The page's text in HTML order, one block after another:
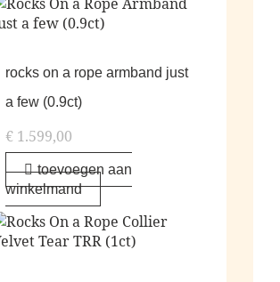
rocks on a rope armband just
a few (0.9ct)
€ 1.599,00
toevoegen aan
winkelmand